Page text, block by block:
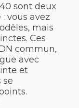
sont deux
vous avez
mais
Ces
commun,
avec
et
se